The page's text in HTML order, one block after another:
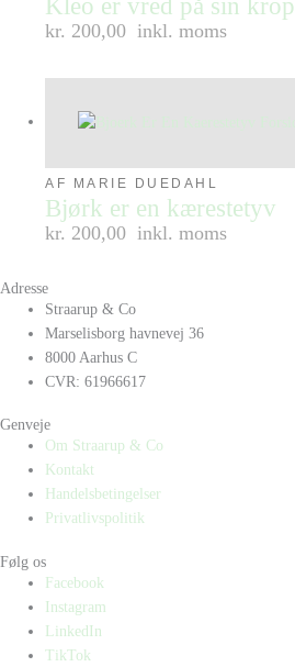
Kleo er vred på sin krop
kr. 200,00 inkl. moms
AF MARIE DUEDAHL
Bjørk er en kærestetyv
kr. 200,00 inkl. moms
Adresse
Straarup & Co
Marselisborg havnevej 36
8000 Aarhus C
CVR: 61966617
Genveje
Om Straarup & Co
Kontakt
Handelsbetingelser
Privatlivspolitik
Følg os
Facebook
Instagram
LinkedIn
TikTok